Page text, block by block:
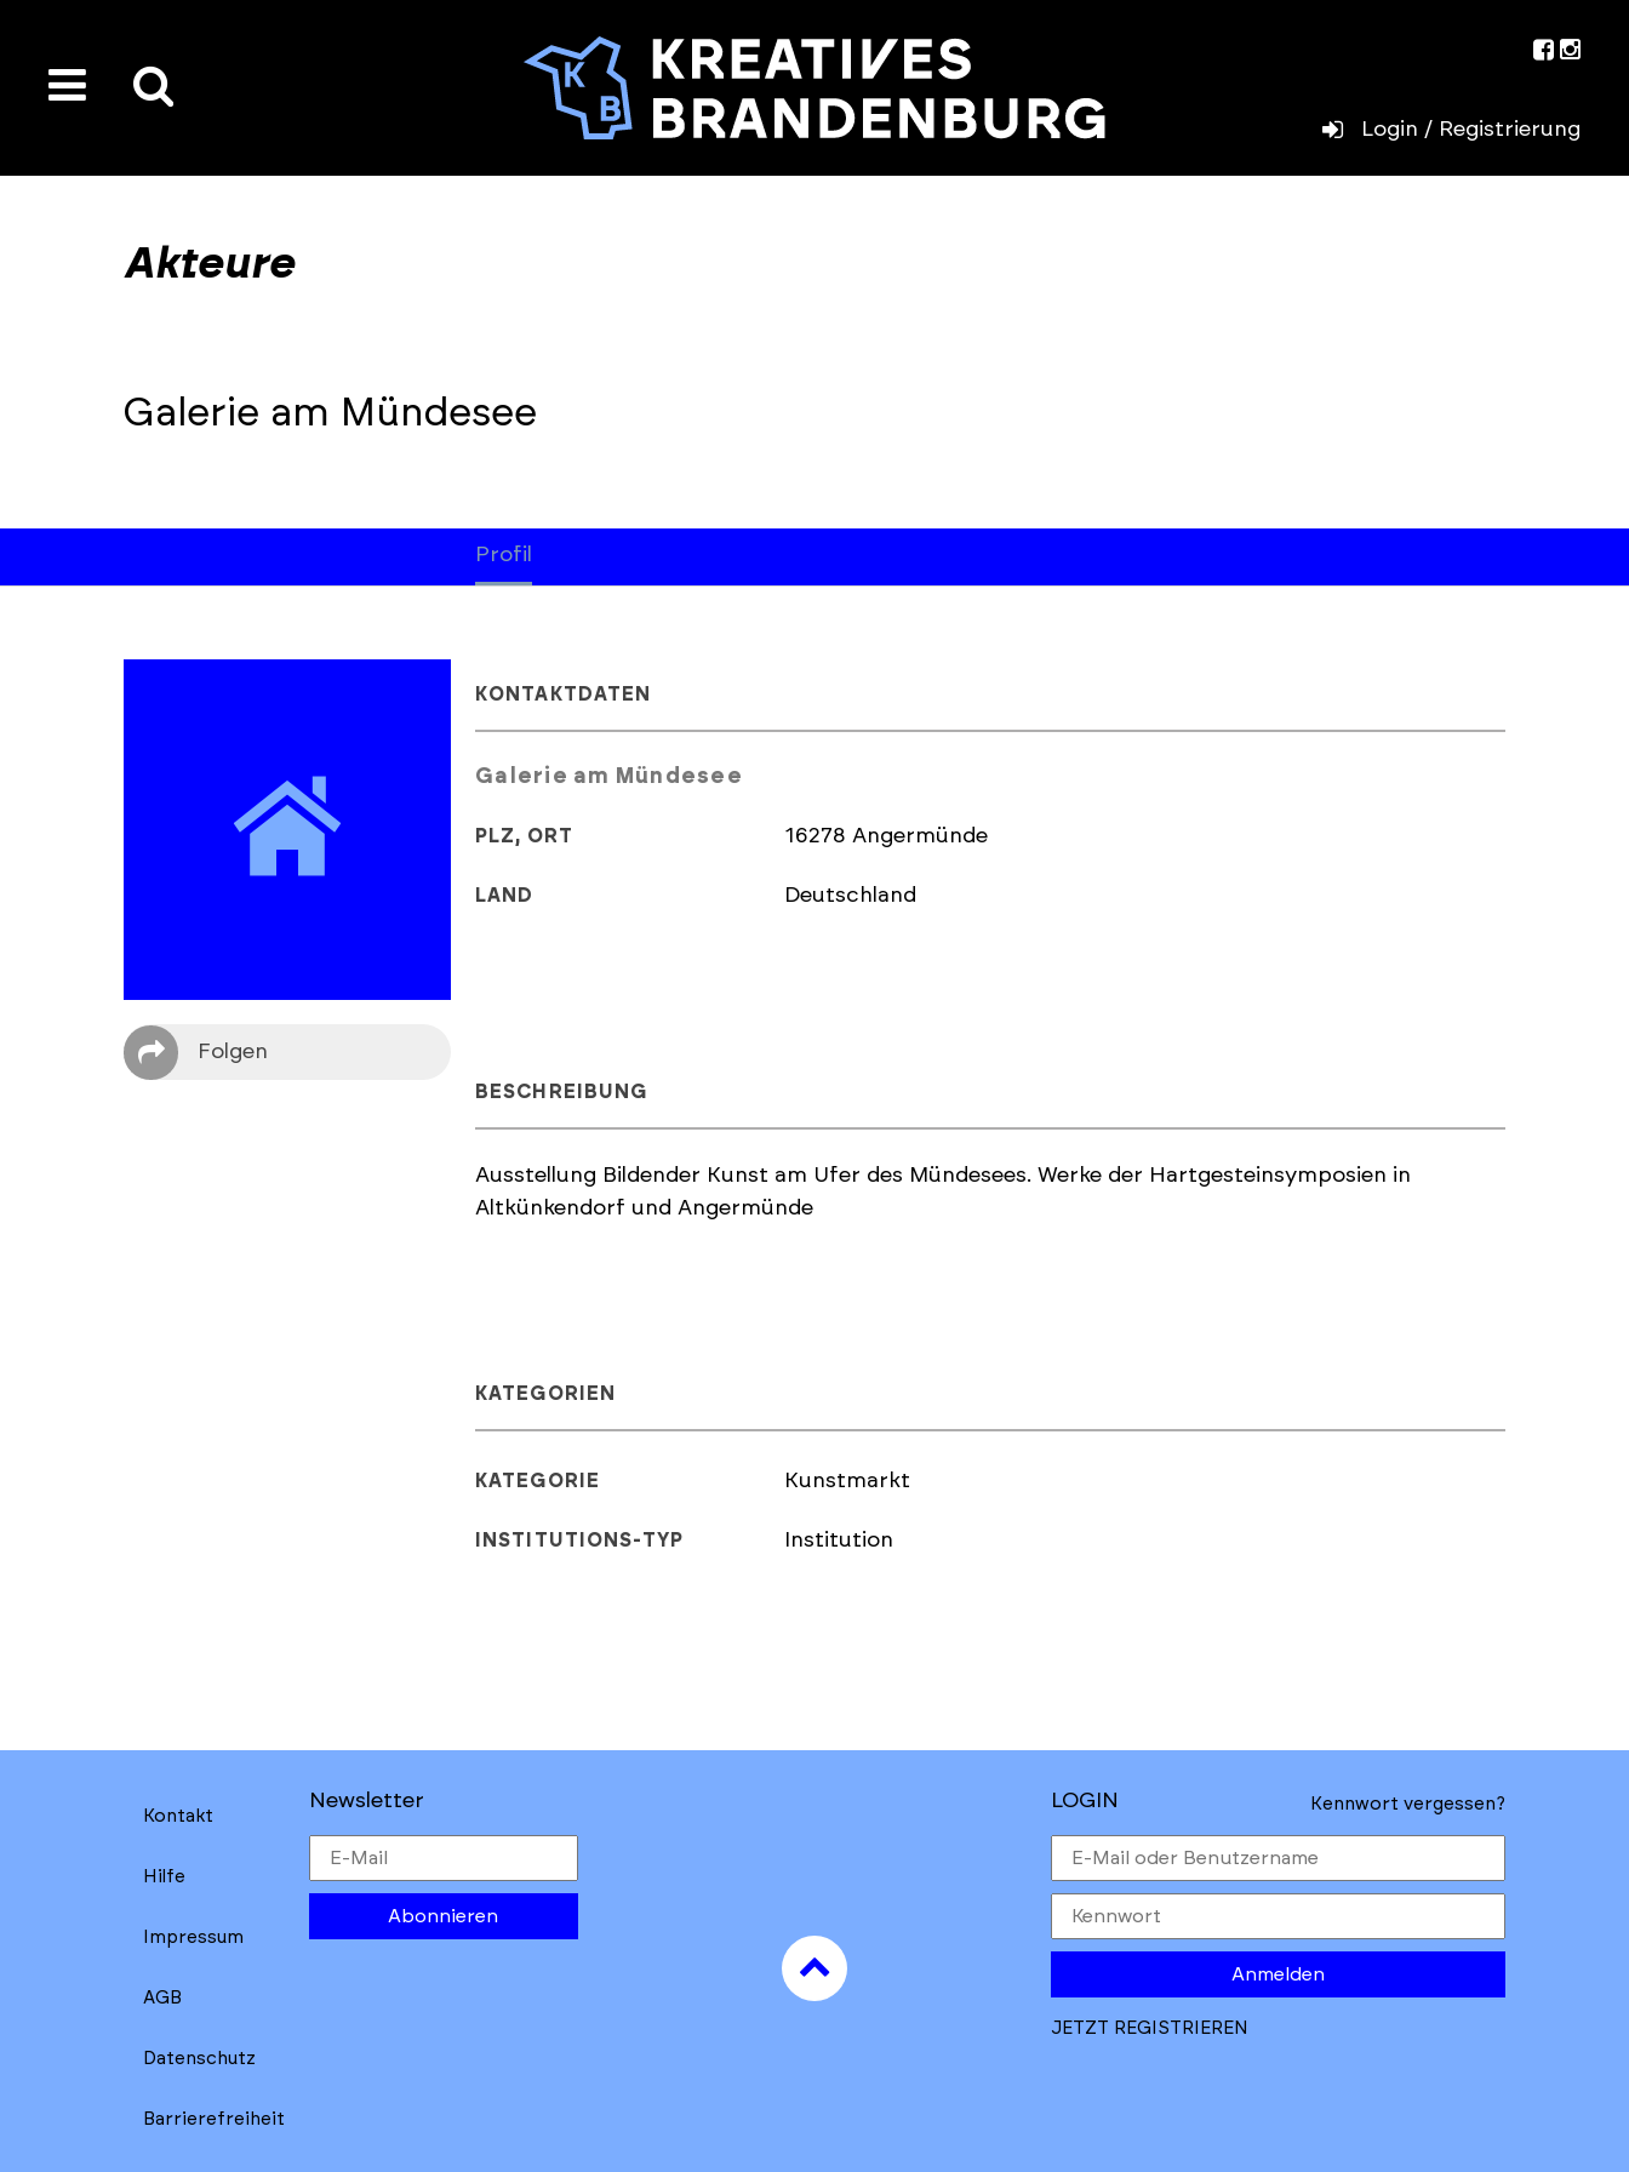
toggle
der
Seite
Login / Registrierung
Akteure
Galerie am Mündesee
Profil
Folgen
KONTAKTDATEN
Galerie am Mündesee
PLZ, ORT 16278 Angermünde
LAND Deutschland
BESCHREIBUNG
Ausstellung Bildender Kunst am Ufer des Mündesees. Werke der Hartgesteinsymposien in
Altkünkendorf und Angermünde
KATEGORIEN
KATEGORIE Kunstmarkt
INSTITUTIONS-TYP Institution
Kontakt
Hilfe
Impressum
AGB
Datenschutz
Barrierefreiheit
Newsletter
Abonnieren
to
top
LOGIN Kennwort vergessen?
Anmelden
JETZT REGISTRIEREN